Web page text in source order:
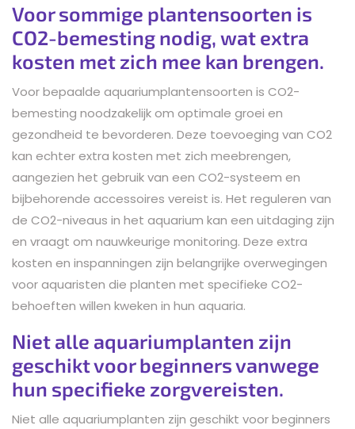
Voor sommige plantensoorten is
CO2-bemesting nodig, wat extra
kosten met zich mee kan brengen.
Voor bepaalde aquariumplantensoorten is CO2-
bemesting noodzakelijk om optimale groei en
gezondheid te bevorderen. Deze toevoeging van CO2
kan echter extra kosten met zich meebrengen,
aangezien het gebruik van een CO2-systeem en
bijbehorende accessoires vereist is. Het reguleren van
de CO2-niveaus in het aquarium kan een uitdaging zijn
en vraagt om nauwkeurige monitoring. Deze extra
kosten en inspanningen zijn belangrijke overwegingen
voor aquaristen die planten met specifieke CO2-
behoeften willen kweken in hun aquaria.
Niet alle aquariumplanten zijn
geschikt voor beginners vanwege
hun specifieke zorgvereisten.
Niet alle aquariumplanten zijn geschikt voor beginners